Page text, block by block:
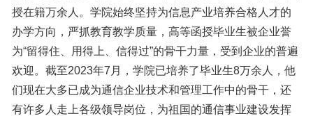
授在籍万余人。学院始终坚持为信息产业培养合格人才的
办学方向，严抓教育教学质量，高等函授毕业生被企业誉
为“留得住、用得上、信得过”的骨干力量，受到企业的普遍
欢迎。截至2023年7月，学院已培养了毕业生8万余人，他
们现在大多已成为通信企业技术和管理工作中的骨干，还
有许多人走上各级领导岗位，为祖国的通信事业建设发挥